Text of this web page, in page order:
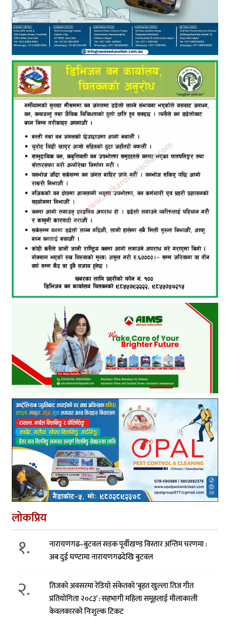
लोकप्रिय
१.
नारायणगढ–बुटवल सडक पूर्वीखण्ड विस्तार अन्तिम चरणमा :
अब दुई घण्टामा नारायणगढदेखि बुटवल
२.
तिजको अवसरमा रेडियो संकेतको ‘बृहत खुल्ला तिज गीत
प्रतियोगिता २०८३’ : सहभागी महिला समूहलाई मौलाकाली
केवलकारको निःशुल्क टिकट